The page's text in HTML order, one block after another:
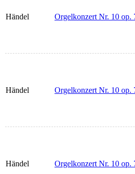
Händel Orgelkonzert Nr. 10
Händel Orgelkonzert Nr. 10
Händel Orgelkonzert Nr. 10